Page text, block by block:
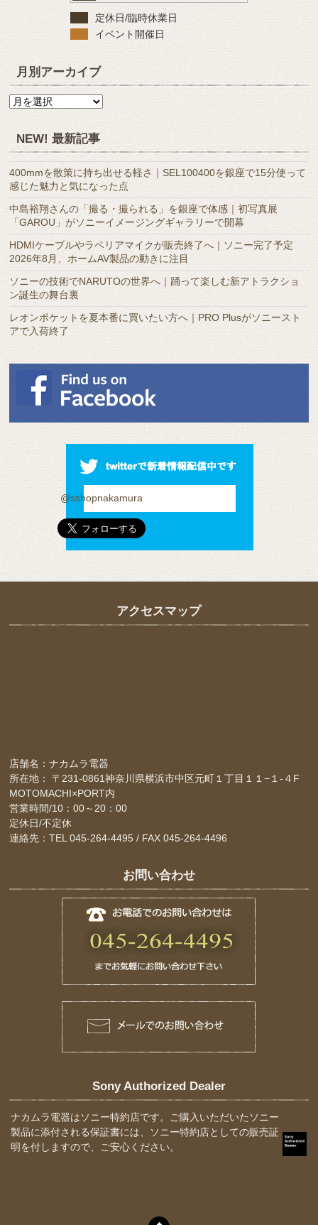
定休日/臨時休業日
イベント開催日
月別アーカイブ
月
ー
カ
イ
ブ
NEW! 最新記事
400mmを散策に持ち出せる軽さ｜SEL100400を銀座で15分使って
感じた魅力と気になった点
中島裕翔さんの「撮る・撮られる」を銀座で体感｜初写真展
「GAROU」がソニーイメージングギャラリーで開幕
HDMIケーブルやラベリアマイクが販売終了へ｜ソニー完了予定
2026年8月、ホームAV製品の動きに注目
ソニーの技術でNARUTOの世界へ｜踊って楽しむ新アトラクショ
ン誕生の舞台裏
レオンポケットを夏本番に買いたい方へ｜PRO Plusがソニースト
アで入荷終了
@sshopnakamura
アクセスマップ
店舗名：ナカムラ電器
所在地： 〒231-0861神奈川県横浜市中区元町１丁目１１−１-４F
MOTOMACHI×PORT内
営業時間/10：00～20：00
定休日/不定休
連絡先：TEL 045-264-4495 / FAX 045-264-4496
お問い合わせ
Sony Authorized Dealer
ナカムラ電器はソニー特約店です。ご購入いただいたソニー
製品に添付される保証書には、ソニー特約店としての販売証
明を付しますので、ご安心ください。